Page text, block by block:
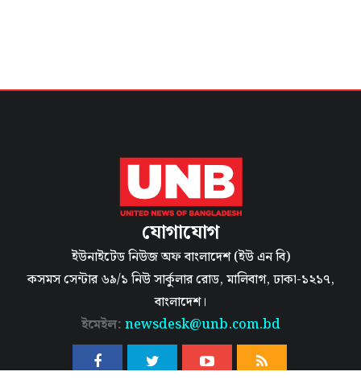
যোগাযোগ
ইউনাইটেড নিউজ অফ বাংলাদেশ (ইউ এন বি)
কসমস সেন্টার ৬৯/১ নিউ সার্কুলার রোড, মালিবাগ, ঢাকা-১২১৭,
বাংলাদেশ।
ইমেইল: newsdesk@unb.com.bd